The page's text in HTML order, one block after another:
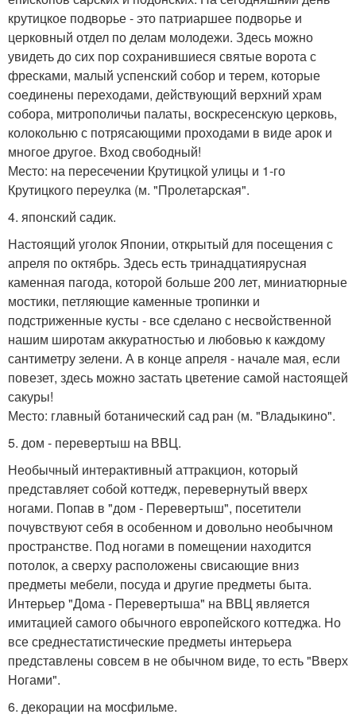
крутицкое подворье - это патриаршее подворье и
церковный отдел по делам молодежи. Здесь можно
увидеть до сих пор сохранившиеся святые ворота с
фресками, малый успенский собор и терем, которые
соединены переходами, действующий верхний храм
собора, митрополичьи палаты, воскресенскую церковь,
колокольню с потрясающими проходами в виде арок и
многое другое. Вход свободный!
Место: на пересечении Крутицкой улицы и 1-го
Крутицкого переулка (м. "Пролетарская".
4. японский садик.
Настоящий уголок Японии, открытый для посещения с
апреля по октябрь. Здесь есть тринадцатиярусная
каменная пагода, которой больше 200 лет, миниатюрные
мостики, петляющие каменные тропинки и
подстриженные кусты - все сделано с несвойственной
нашим широтам аккуратностью и любовью к каждому
сантиметру зелени. А в конце апреля - начале мая, если
повезет, здесь можно застать цветение самой настоящей
сакуры!
Место: главный ботанический сад ран (м. "Владыкино".
5. дом - перевертыш на ВВЦ.
Необычный интерактивный аттракцион, который
представляет собой коттедж, перевернутый вверх
ногами. Попав в "дом - Перевертыш", посетители
почувствуют себя в особенном и довольно необычном
пространстве. Под ногами в помещении находится
потолок, а сверху расположены свисающие вниз
предметы мебели, посуда и другие предметы быта.
Интерьер "Дома - Перевертыша" на ВВЦ является
имитацией самого обычного европейского коттеджа. Но
все среднестатистические предметы интерьера
представлены совсем в не обычном виде, то есть "Вверх
Ногами".
6. декорации на мосфильме.